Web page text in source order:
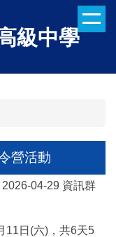
級中學
營活動
2026-04-29 資訊群
11日(六)，共6天5